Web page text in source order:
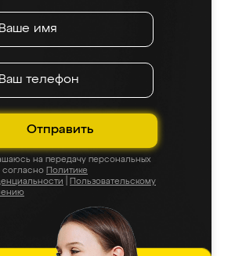
Отправить
на передачу персональных
согласно Политике
Пользовательскому